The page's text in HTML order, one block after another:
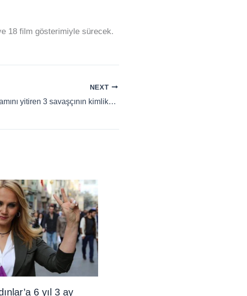
18 film gösterimiyle sürecek.
NEXT
QSD yaşamını yitiren 3 savaşçının kimliklerini açıkladı
6 yıl 3 ay